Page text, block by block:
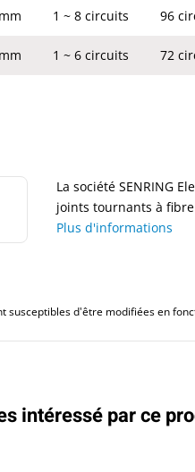
1 ~ 8 circuits 96
1 ~ 6 circuits 72
La société SENRING
joints tournants à
Plus d'informations
susceptibles d'être modifiées en
intéressé par ce